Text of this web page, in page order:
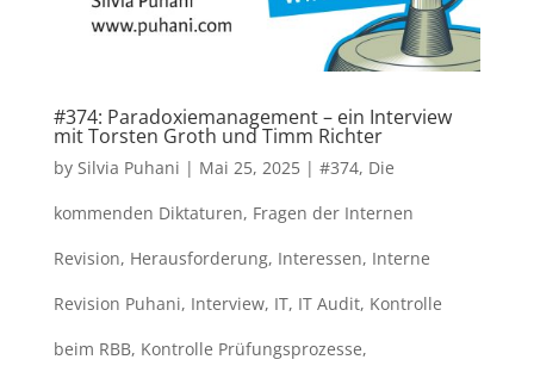
#374: Paradoxiemanagement – ein Interview
mit Torsten Groth und Timm Richter
by Silvia Puhani | Mai 25, 2025| #374, Die
kommenden Diktaturen, Fragen der Internen
Revision, Herausforderung, Interessen, Interne
Revision Puhani, Interview, IT, IT Audit, Kontrolle
beim RBB, Kontrolle Prüfungsprozesse,